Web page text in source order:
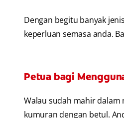
Dengan begitu banyak
keperluan semasa anda.
Petua bagi
Walau sudah mahir
kumuran dengan betul.